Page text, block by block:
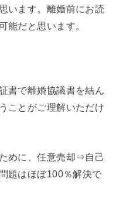
います。離婚前にお読
能だと思います。
書で離婚協議書を結ん
ことがご理解いただけ
めに、任意売却⇒自己
題はほぼ100％解決で